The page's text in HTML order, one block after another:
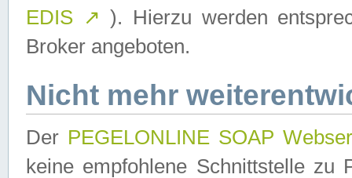
EDIS ↗ ). Hierzu werden
Broker angeboten.
Nicht mehr
Der PEGELONLINE SOAP
keine empfohlene Schnittstelle zu